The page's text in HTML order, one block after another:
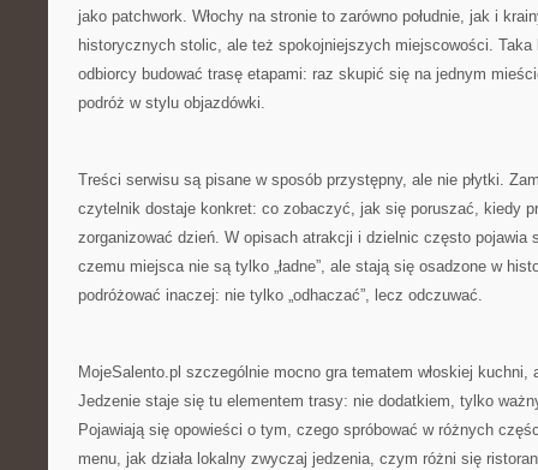
jako patchwork. Włochy na stronie to zarówno południe, jak i
historycznych stolic, ale też spokojniejszych miejscowości. Taka
odbiorcy budować trasę etapami: raz skupić się na jednym
podróż w stylu objazdówki.
Treści serwisu są pisane w sposób przystępny, ale nie płytki.
czytelnik dostaje konkret: co zobaczyć, jak się poruszać, kiedy
zorganizować dzień. W opisach atrakcji i dzielnic często pojawia
czemu miejsca nie są tylko „ładne”, ale stają się osadzone w
podróżować inaczej: nie tylko „odhaczać”, lecz odczuwać.
MojeSalento.pl szczególnie mocno gra tematem włoskiej
Jedzenie staje się tu elementem trasy: nie dodatkiem, tylko
Pojawiają się opowieści o tym, czego spróbować w różnych
menu, jak działa lokalny zwyczaj jedzenia, czym różni się